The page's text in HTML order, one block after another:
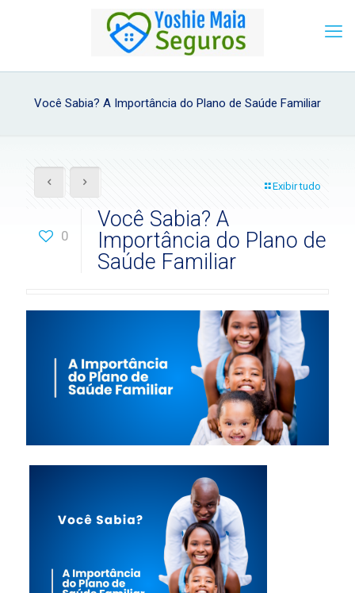
Você Sabia? A Importância do Plano de Saúde Familiar
Exibir tudo
0
Você Sabia? A
Importância do Plano de
Saúde Familiar